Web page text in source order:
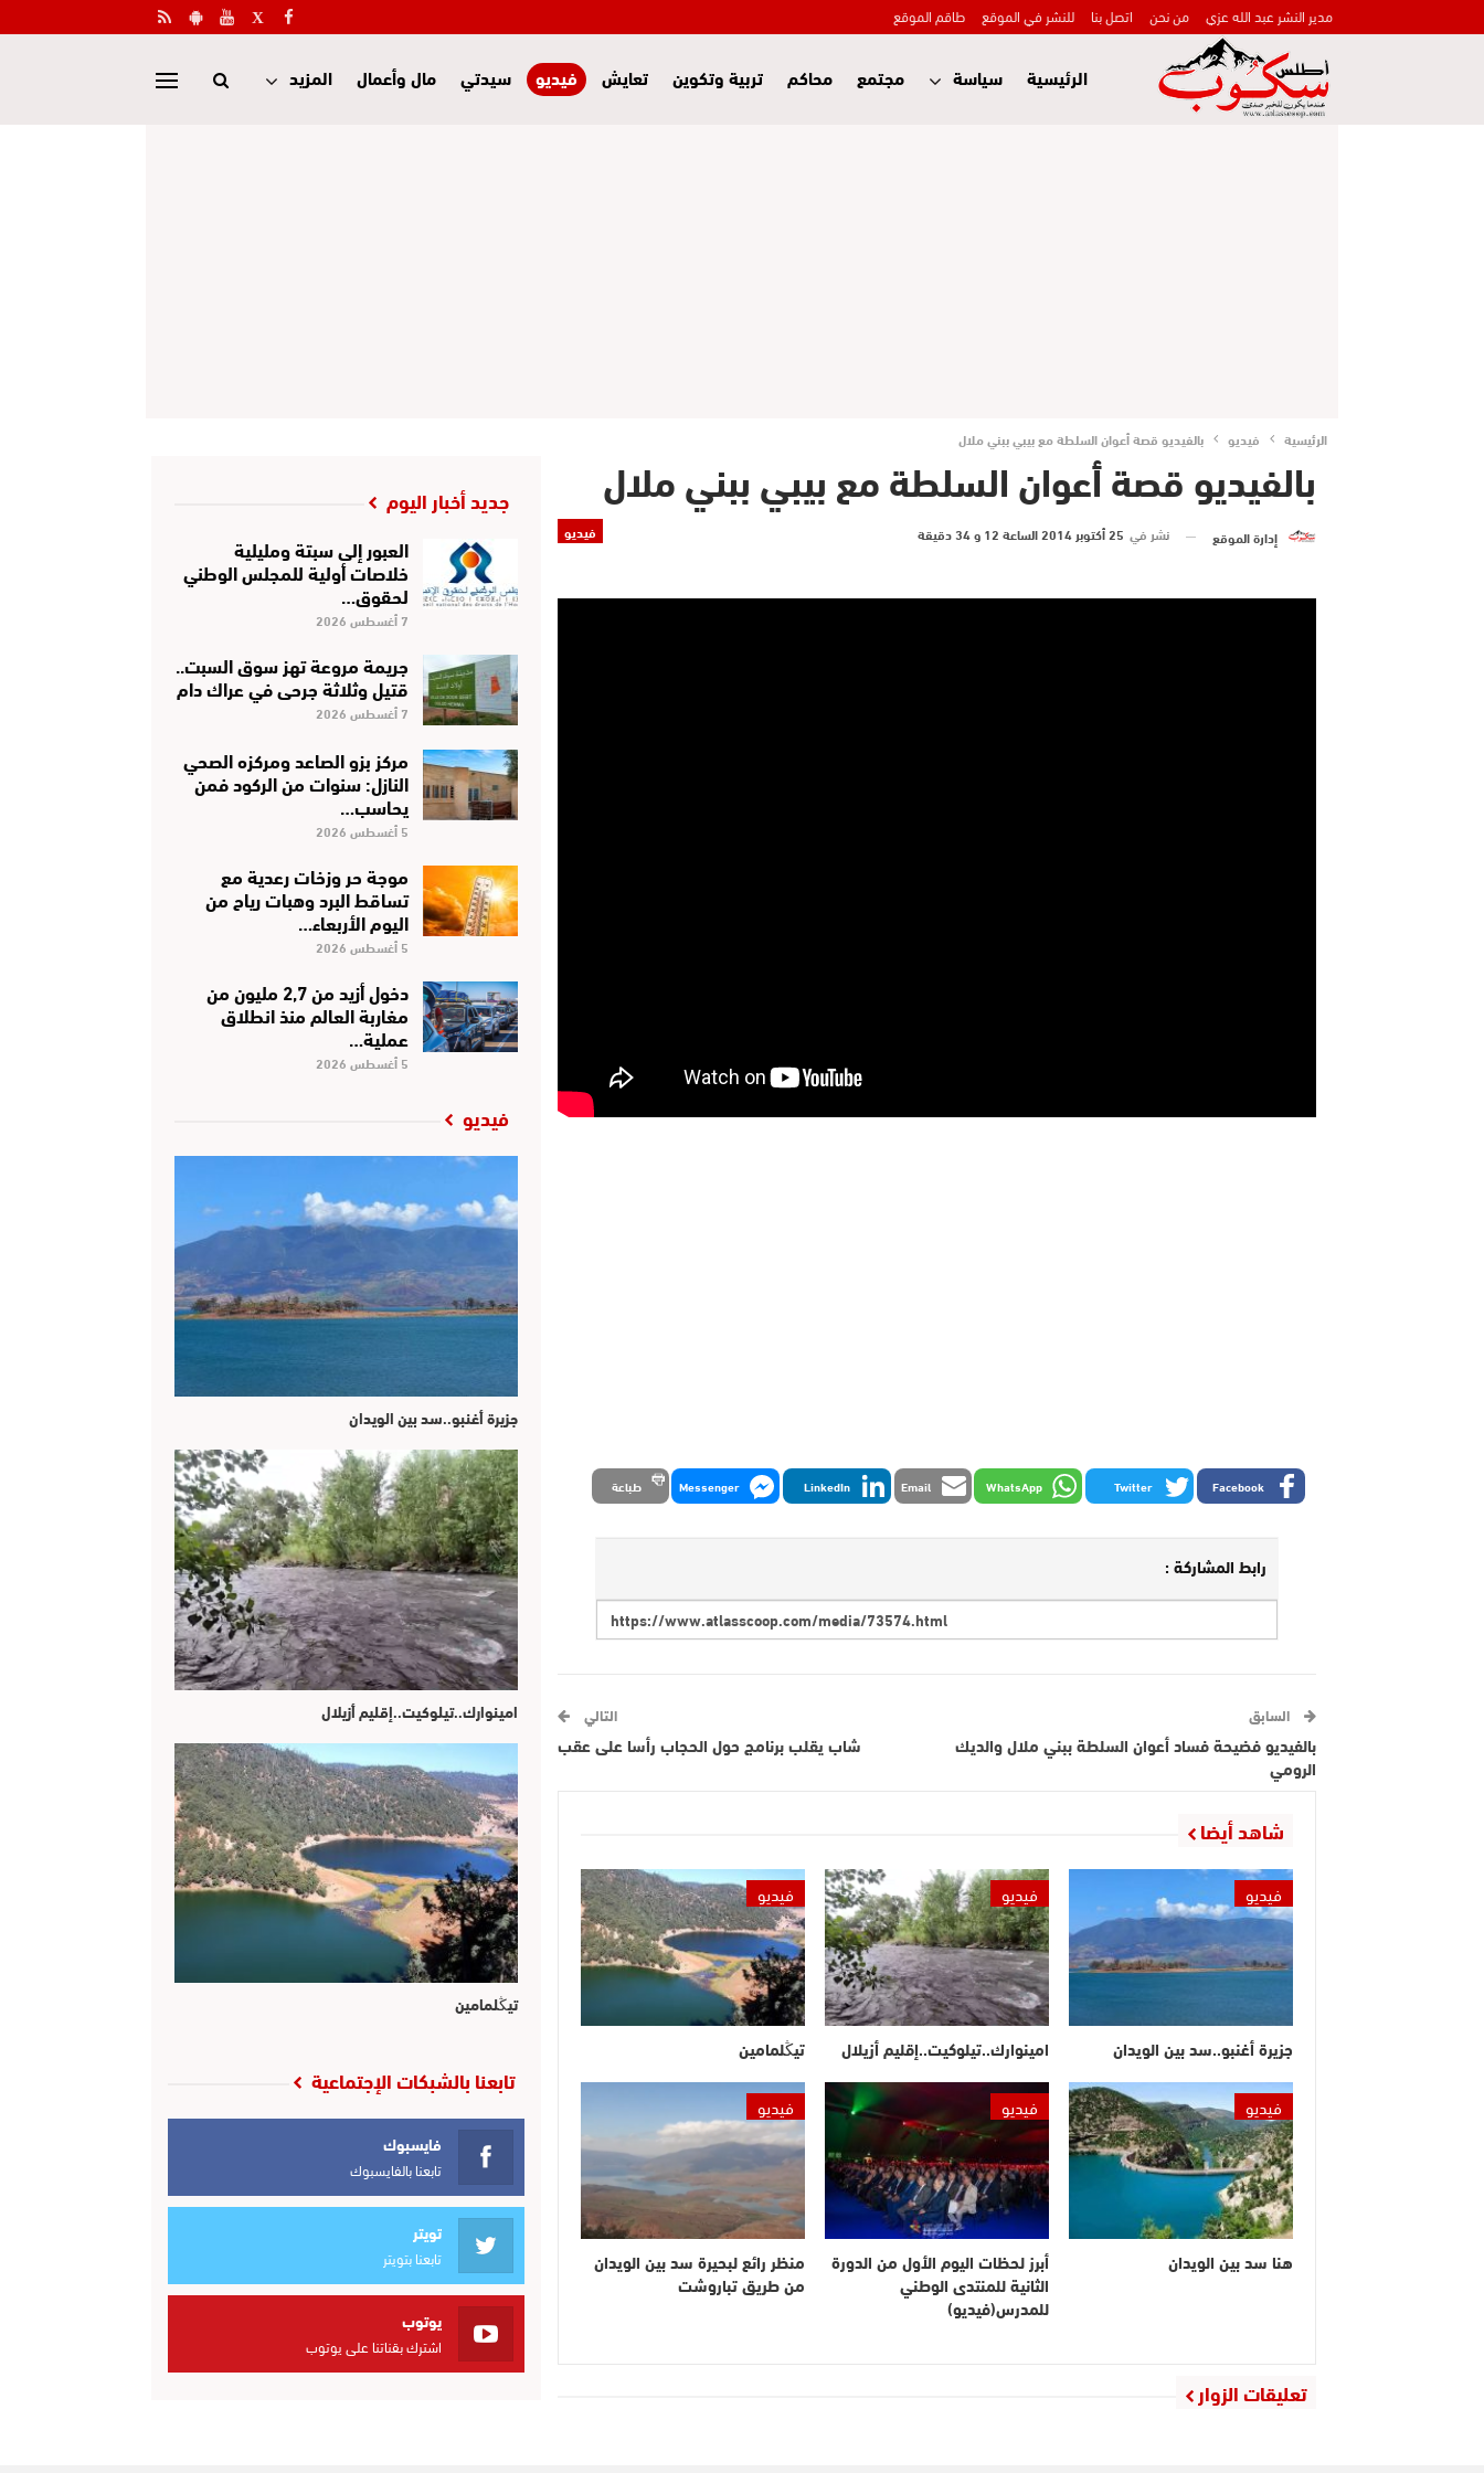
مدير النشر عبد الله عزي من نحن اتصل بنا للنشر في الموقع طاقم الموقع
الرئيسية سياسة مجتمع محاكم تربية وتكوين تعايش فيديو سيدتي مال وأعمال المزيد
الرئيسية فيديو بالفيديو قصة أعوان السلطة مع بيبي ببني ملال
بالفيديو قصة أعوان السلطة مع بيبي ببني ملال
فيديو إدارة الموقع نشر في 25 أكتوبر 2014 الساعة 12 و 34 دقيقة
Facebook
Twitter
WhatsApp
Email
LinkedIn
Messenger طباعة
رابط المشاركة :
السابق
بالفيديو فضيحة فساد أعوان السلطة ببني ملال والديك
الرومي
التالي
شاب يقلب برنامج حول الحجاب رأسا على عقب
شاهد أيضا
فيديو
جزيرة أغنبو..سد بين الويدان
فيديو
امينوارك..تيلوكيت..إقليم أزيلال
فيديو
تيڭلمامين
فيديو
هنا سد بين الويدان
فيديو
أبرز لحظات اليوم الأول من الدورة
الثانية للمنتدى الوطني
للمدرس(فيديو)
فيديو
منظر رائع لبحيرة سد بين الويدان
من طريق تباروشت
تعليقات الزوار
جديد أخبار اليوم
العبور إلى سبتة ومليلية
خلاصات أولية للمجلس الوطني
لحقوق…
7 أغسطس 2026
جريمة مروعة تهز سوق السبت..
قتيل وثلاثة جرحى في عراك دام
7 أغسطس 2026
مركز بزو الصاعد ومركزه الصحي
النازل: سنوات من الركود فمن
يحاسب…
5 أغسطس 2026
موجة حر وزخات رعدية مع
تساقط البرد وهبات رياح من
اليوم الأربعاء…
5 أغسطس 2026
دخول أزيد من 2,7 مليون من
مغاربة العالم منذ انطلاق
عملية…
5 أغسطس 2026
فيديو
جزيرة أغنبو..سد بين الويدان
امينوارك..تيلوكيت..إقليم أزيلال
تيڭلمامين
تابعنا بالشبكات الإجتماعية
فايسبوك
تابعنا بالفايسبوك
تويتر
تابعنا بتويتر
يوتوب
اشترك بقناتنا على يوتوب